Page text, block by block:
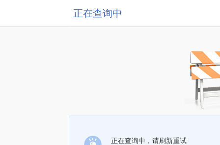
正在查询中
正在查询中，请刷新重试